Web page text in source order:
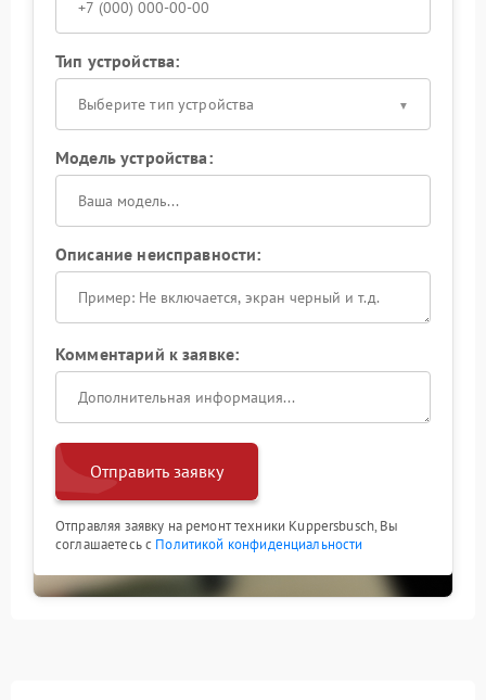
Тип устройства:
Выберите тип устройства
Модель устройства:
Описание неисправности:
Комментарий к заявке:
Отправить заявку
Отправляя заявку на ремонт техники Kuppersbusch, Вы
соглашаетесь с Политикой конфиденциальности